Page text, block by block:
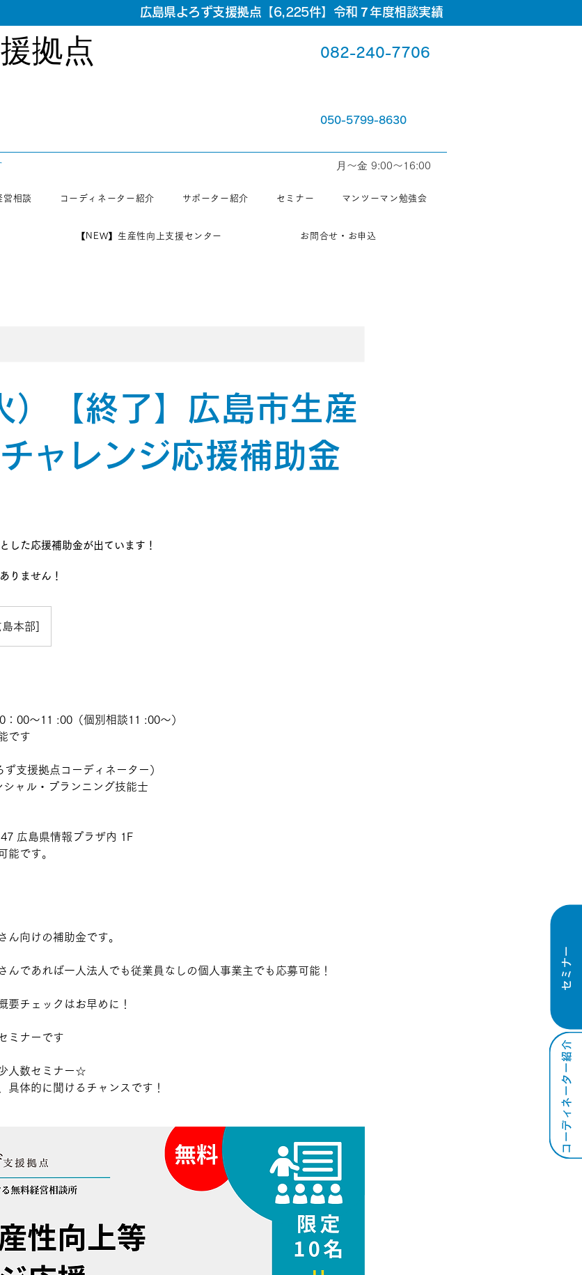
広島県よろず支援拠点【6,225件】令和７年度相談実績
拠点 082-240-7706
050-5799-8630
⽉〜⾦ 9:00〜16:00
営相談 コーディネーター紹介 サポーター紹介 セミナー マンツーマン勉強会
【NEW】生産性向上支援センター お問合せ・お申込
セミナー
コーディネーター紹介
【終了】広島市生産
ャレンジ応援補助金
した応援補助金が出ています！
りません！
本部]
00〜11 :00（個別相談11 :00〜）
能です
支援拠点コーディネーター）
ナンシャル・プランニング技能士
広島県情報プラザ内 1F
能です。
ん向けの補助金です。
んであれば一人法人でも従業員なしの個人事業主でも応募可能！
要チェックはお早めに！
ミナーです
人数セミナー☆
体的に聞けるチャンスです！